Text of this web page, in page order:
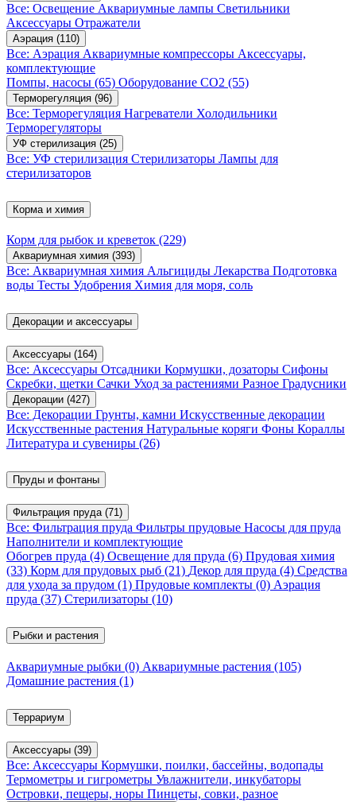
Все: Освещение Аквариумные лампы Светильники
Аксессуары Отражатели
Аэрация (110)
Все: Аэрация Аквариумные компрессоры Аксессуары,
комплектующие
Помпы, насосы (65) Оборудование CO2 (55)
Терморегуляция (96)
Все: Терморегуляция Нагреватели Холодильники
Терморегуляторы
УФ стерилизация (25)
Все: УФ стерилизация Стерилизаторы Лампы для
стерилизаторов
Корма и химия
Корм для рыбок и креветок (229)
Аквариумная химия (393)
Все: Аквариумная химия Альгициды Лекарства Подготовка
воды Тесты Удобрения Химия для моря, соль
Декорации и аксессуары
Аксессуары (164)
Все: Аксессуары Отсадники Кормушки, дозаторы Сифоны
Скребки, щетки Сачки Уход за растениями Разное Градусники
Декорации (427)
Все: Декорации Грунты, камни Искусственные декорации
Искусственные растения Натуральные коряги Фоны Кораллы
Литература и сувениры (26)
Пруды и фонтаны
Фильтрация пруда (71)
Все: Фильтрация пруда Фильтры прудовые Насосы для пруда
Наполнители и комплектующие
Обогрев пруда (4) Освещение для пруда (6) Прудовая химия
(33) Корм для прудовых рыб (21) Декор для пруда (4) Средства
для ухода за прудом (1) Прудовые комплекты (0) Аэрация
пруда (37) Стерилизаторы (10)
Рыбки и растения
Аквариумные рыбки (0) Аквариумные растения (105)
Домашние растения (1)
Террариум
Аксессуары (39)
Все: Аксессуары Кормушки, поилки, бассейны, водопады
Термометры и гигрометры Увлажнители, инкубаторы
Островки, пещеры, норы Пинцеты, совки, разное